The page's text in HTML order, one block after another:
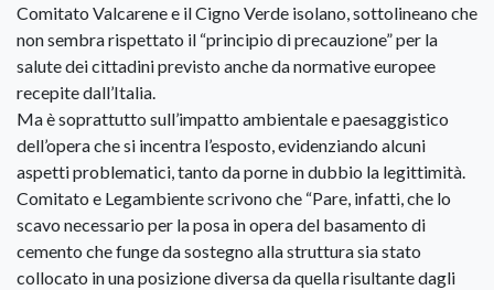
Comitato Valcarene e il Cigno Verde isolano, sottolineano che
non sembra rispettato il “principio di precauzione” per la
salute dei cittadini previsto anche da normative europee
recepite dall’Italia.
Ma è soprattutto sull’impatto ambientale e paesaggistico
dell’opera che si incentra l’esposto, evidenziando alcuni
aspetti problematici, tanto da porne in dubbio la legittimità.
Comitato e Legambiente scrivono che “Pare, infatti, che lo
scavo necessario per la posa in opera del basamento di
cemento che funge da sostegno alla struttura sia stato
collocato in una posizione diversa da quella risultante dagli